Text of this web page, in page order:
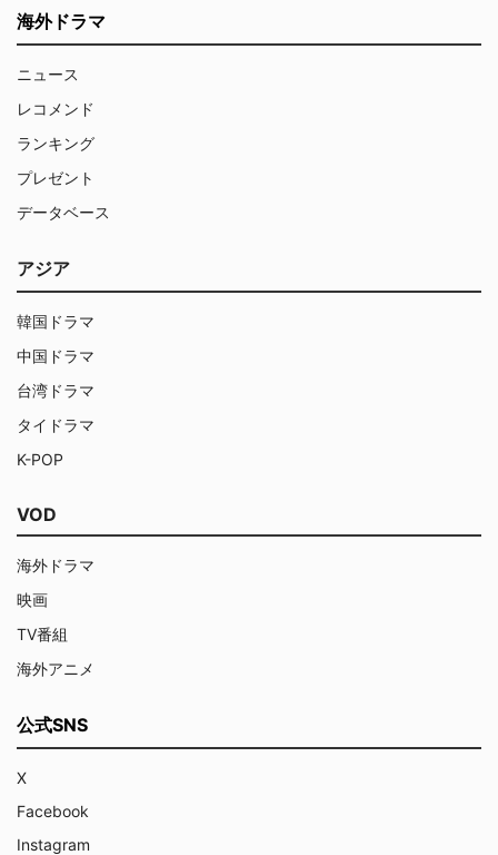
海外ドラマ
ニュース
レコメンド
ランキング
プレゼント
データベース
アジア
韓国ドラマ
中国ドラマ
台湾ドラマ
タイドラマ
K-POP
VOD
海外ドラマ
映画
TV番組
海外アニメ
公式SNS
X
Facebook
Instagram